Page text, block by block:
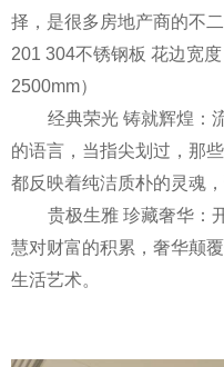
择，是很多房地产商的不
201 304不锈钢板 花边宽
2500mm）
经典荣光 铸就辉煌：
的语言，当指尖划过，那
都反映着纯洁质朴的灵魂
贵极生雅 珍藏奢华：
慧对财富的积累，奢华颠
生活艺术。